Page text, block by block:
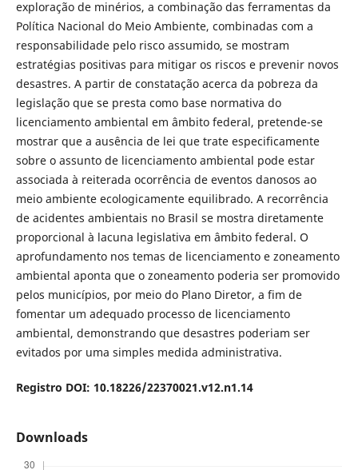
exploração de minérios, a combinação das ferramentas da
Política Nacional do Meio Ambiente, combinadas com a
responsabilidade pelo risco assumido, se mostram
estratégias positivas para mitigar os riscos e prevenir novos
desastres. A partir de constatação acerca da pobreza da
legislação que se presta como base normativa do
licenciamento ambiental em âmbito federal, pretende-se
mostrar que a ausência de lei que trate especificamente
sobre o assunto de licenciamento ambiental pode estar
associada à reiterada ocorrência de eventos danosos ao
meio ambiente ecologicamente equilibrado. A recorrência
de acidentes ambientais no Brasil se mostra diretamente
proporcional à lacuna legislativa em âmbito federal. O
aprofundamento nos temas de licenciamento e zoneamento
ambiental aponta que o zoneamento poderia ser promovido
pelos municípios, por meio do Plano Diretor, a fim de
fomentar um adequado processo de licenciamento
ambiental, demonstrando que desastres poderiam ser
evitados por uma simples medida administrativa.
Registro DOI: 10.18226/22370021.v12.n1.14
Downloads